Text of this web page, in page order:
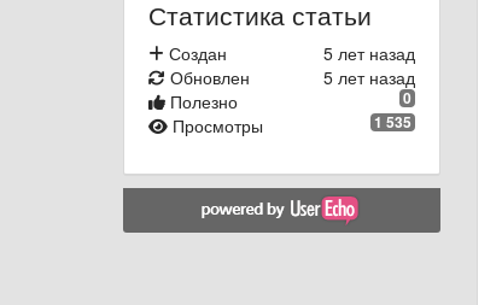
Статистика статьи
5 лет назад
Создан
5 лет назад
Обновлен
0
Полезно
1 535
Просмотры